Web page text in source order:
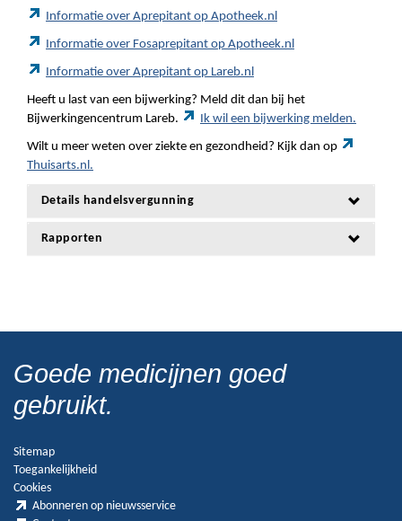
Informatie over Aprepitant op Apotheek.nl
Informatie over Fosaprepitant op Apotheek.nl
Informatie over Aprepitant op Lareb.nl
Heeft u last van een bijwerking? Meld dit dan bij het
Bijwerkingencentrum Lareb.
Ik wil een bijwerking melden.
Wilt u meer weten over ziekte en gezondheid? Kijk dan op
Thuisarts.nl.
Details handelsvergunning
Rapporten
Goede medicijnen goed
gebruikt.
Sitemap
Toegankelijkheid
Cookies
Abonneren op nieuwsservice